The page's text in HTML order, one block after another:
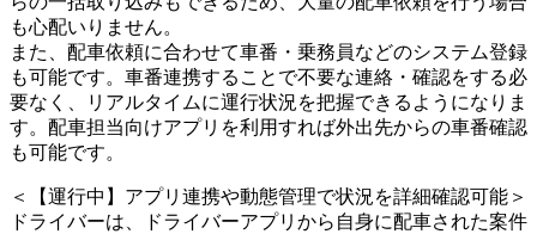
も心配いりません。
また、配車依頼に合わせて車番・乗務員などのシステム登録
も可能です。車番連携することで不要な連絡・確認をする必
要なく、リアルタイムに運行状況を把握できるようになりま
す。配車担当向けアプリを利用すれば外出先からの車番確認
も可能です。
＜【運行中】アプリ連携や動態管理で状況を詳細確認可能＞
ドライバーは、ドライバーアプリから自身に配車された案件